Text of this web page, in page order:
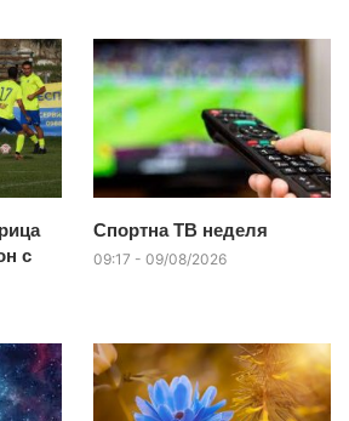
с
Спортна ТВ неделя
09:17 - 09/08/2026